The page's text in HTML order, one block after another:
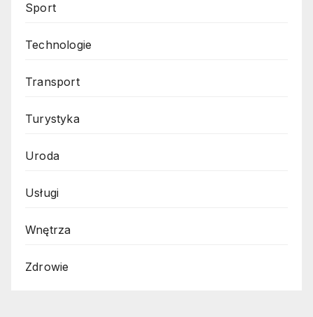
Sport
Technologie
Transport
Turystyka
Uroda
Usługi
Wnętrza
Zdrowie